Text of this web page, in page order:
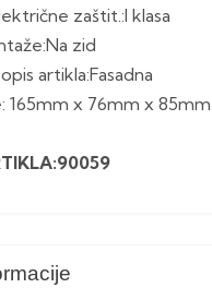
zaštit.:I klasa
zid
artikla:Fasadna
165mm x 76mm x